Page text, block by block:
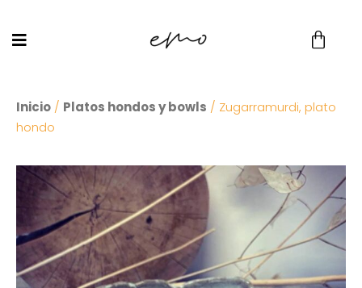
Inicio / Platos hondos y bowls / Zugarramurdi, plato
hondo